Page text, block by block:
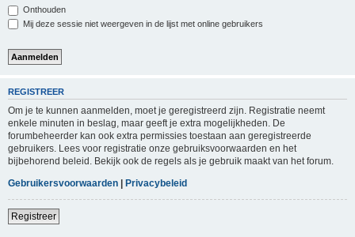
Onthouden
Mij deze sessie niet weergeven in de lijst met online gebruikers
REGISTREER
Om je te kunnen aanmelden, moet je geregistreerd zijn. Registratie neemt
enkele minuten in beslag, maar geeft je extra mogelijkheden. De
forumbeheerder kan ook extra permissies toestaan aan geregistreerde
gebruikers. Lees voor registratie onze gebruiksvoorwaarden en het
bijbehorend beleid. Bekijk ook de regels als je gebruik maakt van het forum.
Gebruikersvoorwaarden | Privacybeleid
Registreer